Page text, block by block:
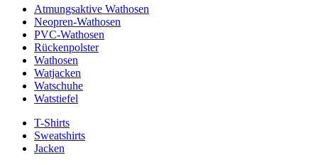
Atmungsaktive Wathosen
Neopren-Wathosen
PVC-Wathosen
Rückenpolster
Wathosen
Watjacken
Watschuhe
Watstiefel
T-Shirts
Sweatshirts
Jacken